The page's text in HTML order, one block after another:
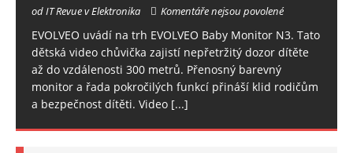
od IT Revue v Elektronika Komentáře nejsou povolené
EVOLVEO uvádí na trh EVOLVEO Baby Monitor N3. Tato
dětská video chůvička zajistí nepřetržitý dozor dítěte
až do vzdálenosti 300 metrů. Přenosný barevný
monitor a řada pokročilých funkcí přináší klid rodičům
a bezpečnost dítěti. Video [...]